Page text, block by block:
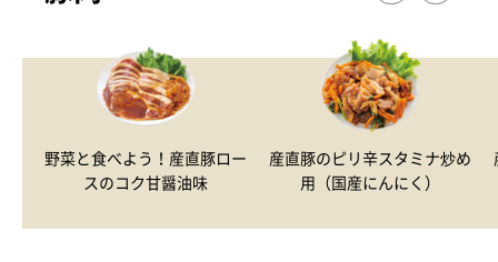
野菜と食べよう！産直豚ロー
スのコク甘醤油味
産直豚のピリ辛スタミナ炒め
用（国産にんにく）